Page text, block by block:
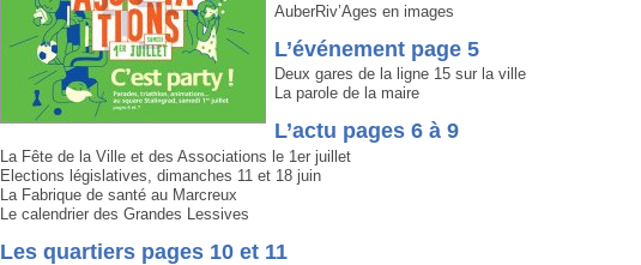
AuberRiv’Ages en images
L’événement page 5
Deux gares de la ligne 15 sur la ville
La parole de la maire
L’actu pages 6 à 9
La Fête de la Ville et des Associations le 1er juillet
Elections législatives, dimanches 11 et 18 juin
La Fabrique de santé au Marcreux
Le calendrier des Grandes Lessives
Les quartiers pages 10 et 11